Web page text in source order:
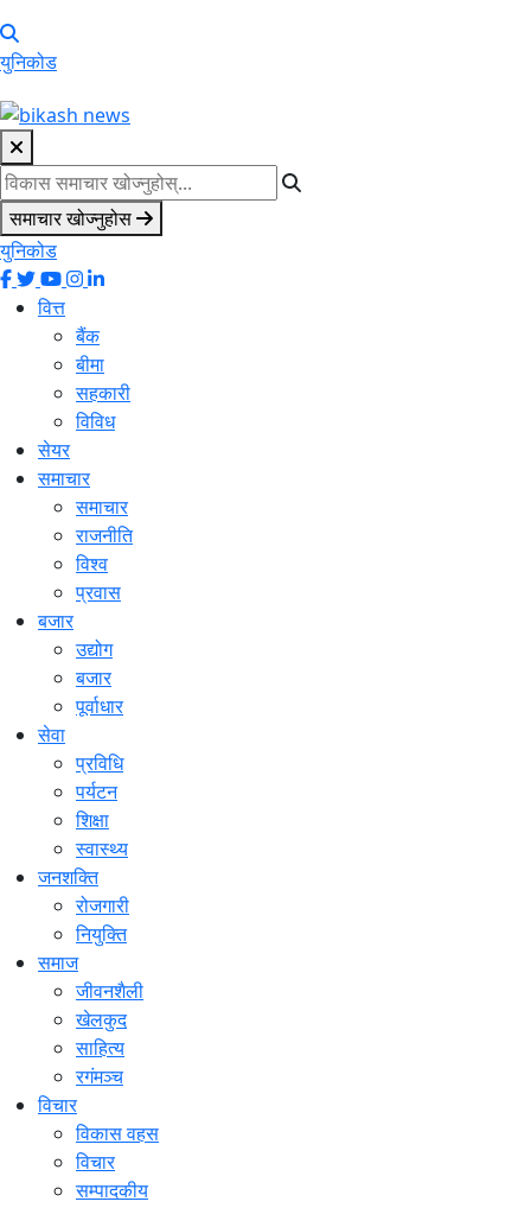
युनिकोड
समाचार खोज्नुहोस
युनिकोड
वित्त
बैंक
बीमा
सहकारी
विविध
सेयर
समाचार
समाचार
राजनीति
विश्व
प्रवास
बजार
उद्योग
बजार
पूर्वाधार
सेवा
प्रविधि
पर्यटन
शिक्षा
स्वास्थ्य
जनशक्ति
रोजगारी
नियुक्ति
समाज
जीवनशैली
खेलकुद
साहित्य
रगंमञ्च
विचार
विकास वहस
विचार
सम्पादकीय